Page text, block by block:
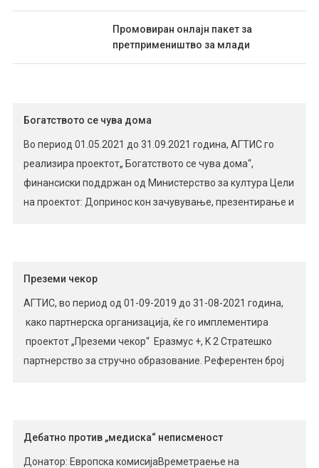
Промовиран онлајн пакет за
претпримеништво за млади
Богатството се чува дома
Во период 01.05.2021 до 31.09.2021 година, АГТИС го
реализира проектот„ Богатството се чува дома“,
финансиски поддржан од Министерство за култура Цели
на проектот: Допринос кон зачувување, презентирање и
помладите генерации; Презервација на народни
приказни, гатанки, кратки говорни максими, […]
Преземи чекор
АГТИС, во период од 01-09-2019 до 31-08-2021 година,
како партнерска организација, ќе го имплементира
проектот „Преземи чекор“ Еразмус +, K 2 Стратешко
партнерство за стручно образование. Референтен број
Expertise AB , Шведска; NGO Ritineitis, Латвија;
Eprojectconsult – Istituto Europeo di Formazione e Ricerca,
Дебатно против „медиска“ неписменост
Донатор: Европска комисијаВреметраење на